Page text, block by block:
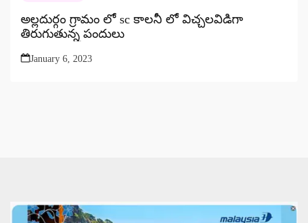
అల్లదుర్గం గ్రామం లో sc కాలనీ లో విచ్చలవిడిగా
తిరుగుతున్న పందులు
January 6, 2023